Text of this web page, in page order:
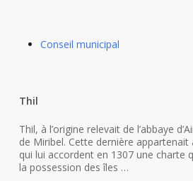
Conseil municipal
Thil
Thil, à l’origine relevait de l’abbaye
de Miribel. Cette dernière appartenait
qui lui accordent en 1307 une charte
la possession des îles …